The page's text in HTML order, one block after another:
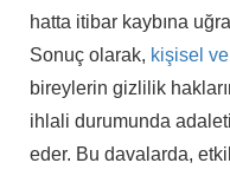
hatta itibar kaybına
Sonuç olarak, kişisel
bireylerin gizlilik
ihlali durumunda
eder. Bu davalarda,